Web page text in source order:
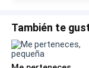
mujer agarró su
carreras, pero
con rudeza la
También te